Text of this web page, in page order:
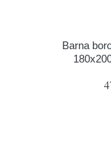
Barna